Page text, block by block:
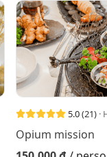
5.0(21) ·
Opium mission